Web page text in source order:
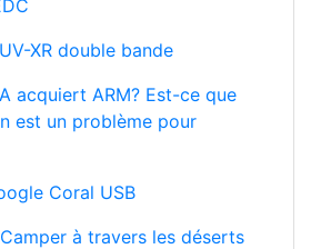
XR double bande
acquiert ARM? Est-ce que
est un problème pour
Coral USB
à travers les déserts